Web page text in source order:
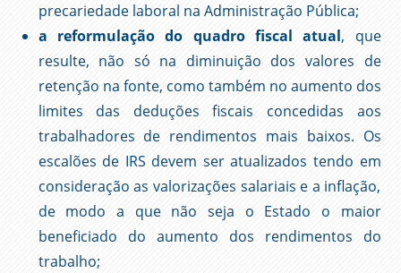
precariedade laboral na Administração Pública;
a reformulação do quadro fiscal atual, que
resulte, não só na diminuição dos valores de
retenção na fonte, como também no aumento dos
limites das deduções fiscais concedidas aos
trabalhadores de rendimentos mais baixos. Os
escalões de IRS devem ser atualizados tendo em
consideração as valorizações salariais e a inflação,
de modo a que não seja o Estado o maior
beneficiado do aumento dos rendimentos do
trabalho;